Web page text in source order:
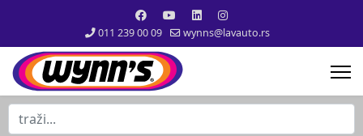
011 239 00 09 wynns@lavauto.rs
traži...